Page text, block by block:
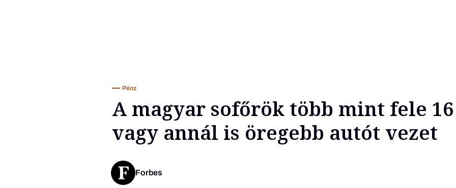
Pénz
A magyar sofőrök több mint fele
vagy annál is öregebb autót vezet
Forbes